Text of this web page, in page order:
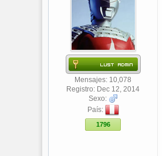
Mensajes: 10,078
Registro: Dec 12, 2014
Sexo:
País:
1796